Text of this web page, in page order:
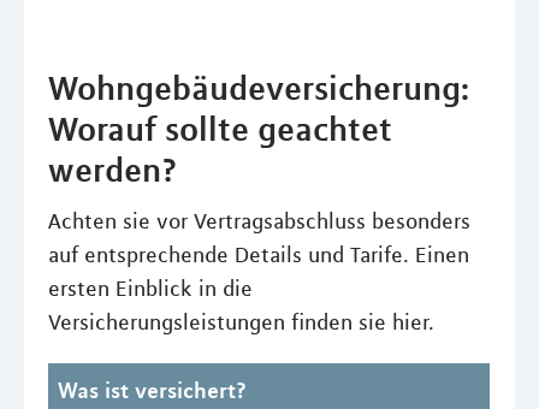
Wohngebäudeversicherung:
Worauf sollte geachtet
werden?
Achten sie vor Vertragsabschluss besonders
auf entsprechende Details und Tarife. Einen
ersten Einblick in die
Versicherungsleistungen finden sie hier.
Was ist versichert?